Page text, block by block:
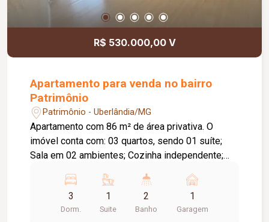
Dormitórios com janelas integradas e persianas
de enrolar; Infraestrutura pronta para instalação
de ar-condicionado; Acesso social e de serviço
independentes; Posição lateral com vista livre;
funcionalidade em um dos endereços mais
valorizados de Uberlândia.
R$ 530.000,00 V
Apartamento para venda no bairro
Patrimônio
Patrimônio - Uberlândia/MG
Apartamento com 86 m² de área privativa. O
imóvel conta com: 03 quartos, sendo 01 suíte;
Sala em 02 ambientes; Cozinha independente;
com armários planejados; Ambientes amplos,
bem distribuídos e funcionais, proporcionando
conforto e praticidade para toda a família.
3
Dorm.
1
Suite
2
Banho
1
Garagem